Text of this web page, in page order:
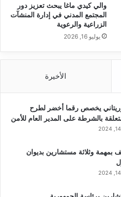
والي كيدي ماغا يبحث تعزيز دور
المجتمع المدني في إدارة المنشآت
الزراعية والرعوية
يوليو 16, 2026
الأخيرة
يخصص رقما أخضر لطرح
بالشرطة على المدير العام للأمن
بمهمة وثلاثة مستشارين بديوان